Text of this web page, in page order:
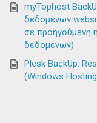
myTophost
δεδομένων
σε προηγούμενη
δεδομένων)
Plesk BackUp:
(Windows